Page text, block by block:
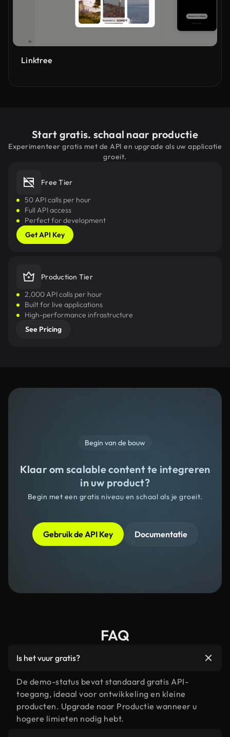
Linktree
Start gratis. schaal naar productie
Experimenteer gratis met de API en upgrade als uw applicatie
groeit.
Free Tier
50 API calls per hour
Full API access
Perfect for development
Get API Key
Production Tier
2,000 API calls per hour
Built for live applications
High-performance infrastructure
See Pricing
Begin van de bouw
Klaar om scalable content te integreren
in uw product?
Begin met een gratis niveau en schaal als je groeit.
Gebruik de API Key Documentatie
FAQ
Is het vuur gratis?
De demo-status bevat standaard gratis API-
toegang, ideaal voor ontwikkeling en kleine
producten. Upgrade naar Productie wanneer u
hogere limieten nodig hebt.